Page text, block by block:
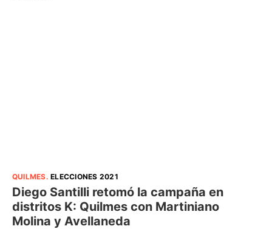
QUILMES.ELECCIONES 2021
Diego Santilli retomó la campaña en
distritos K: Quilmes con Martiniano
Molina y Avellaneda